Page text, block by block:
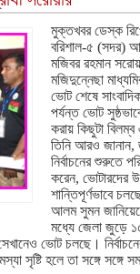
মুক্তখবর ডেস্ক
বরিশাল-৫ (সদর)
মজিবর রহমান
মজিদুন্নেছা
ভোট শেষে
পর্যন্ত ভোট
করায় কিছুটা
তিনি আরও জানান,
নির্বাচনের শুরুতে
করেন, ভোটারদের
শান্তিপূর্ণভাবে
আলম সুমন
মধ্যে জেলা জুড়ে
ভোট চলছে।
সৃষ্টি হলে তা সঙ্গে সঙ্গে